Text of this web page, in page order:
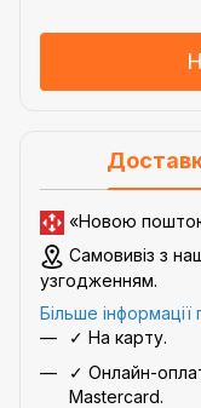
«Новою
Самовивіз з
узгодженням.
Більше
✓ На карту.
✓ Онлайн-
Mastercard.